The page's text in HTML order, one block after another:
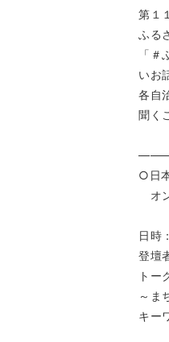
第１
ふる
「
いお
各自
聞く
○日
オ
日時
登壇
トー
～ま
キー